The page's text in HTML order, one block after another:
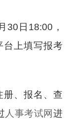
30日18:00，
台上填写报考
册、报名、查
人事考试网进